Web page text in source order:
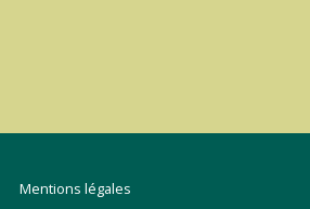
Mentions légales